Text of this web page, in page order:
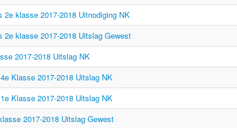
2e klasse 2017-2018 Uitnodiging NK
2e klasse 2017-2018 Uitslag Gewest
2017-2018 Uitslag NK
Klasse 2017-2018 Uitslag NK
Klasse 2017-2018 Uitslag NK
2017-2018 Uitslag Gewest